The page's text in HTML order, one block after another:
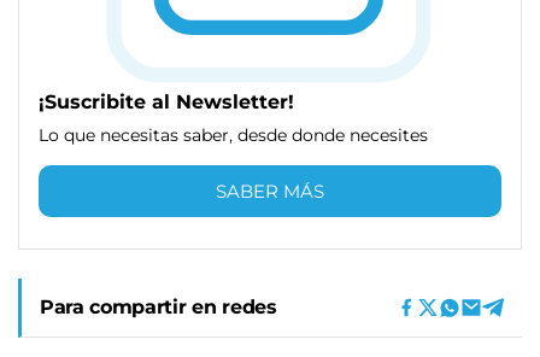
¡Suscribite al Newsletter!
Lo que necesitas saber, desde donde necesites
SABER MÁS
Para compartir en redes